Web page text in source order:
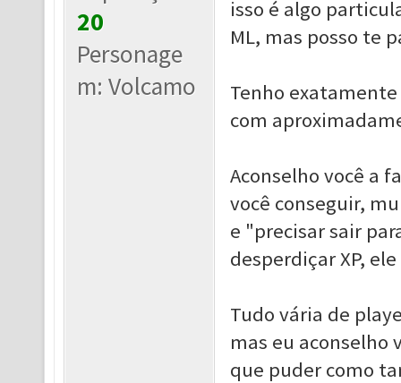
20
Personage
m: Volcamo
isso é algo
ML, mas posso te
Tenho exatamente
com
Aconselho você a
você conseguir,
e "precisar sair
desperdiçar XP,
Tudo vária de
mas eu aconselho
que puder como